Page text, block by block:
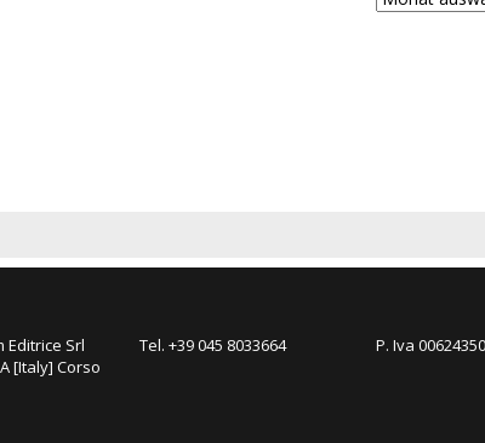
Editrice Srl
[Italy] Corso
Tel. +39 045 8033664 P. Iva